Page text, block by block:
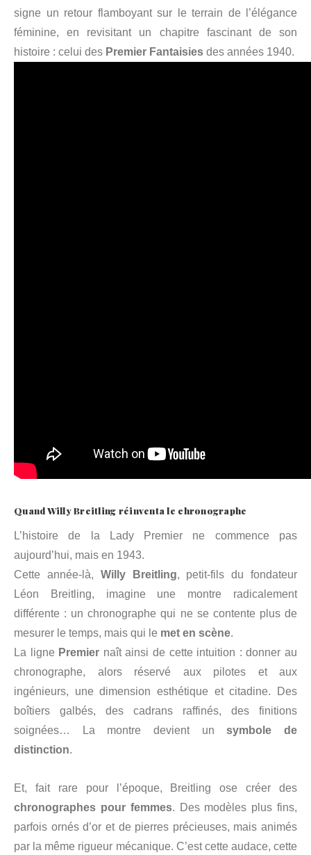
signe un retour flamboyant sur le terrain de l’élégance
féminine, en revisitant un chapitre fascinant de son
histoire : celui des Premier Fantaisies des années 1940.
Quand Willy Breitling réinventa le chronographe
L’histoire de la Lady Premier ne commence pas
aujourd’hui, mais en 1943.
Cette année-là, Willy Breitling, petit-fils du fondateur
Léon Breitling, imagine une montre radicalement
différente : un chronographe qui ne se contente plus de
mesurer le temps, mais qui le met en scène.
La ligne Premier naît ainsi de cette intuition : donner au
chronographe, alors réservé aux pilotes et aux
ingénieurs, une dimension esthétique et citadine. Des
boîtiers galbés, des cadrans raffinés, des finitions
soignées… La montre devient unsymbole de
distinction.
Et, fait rare pour l’époque, Breitling ose créer des
chronographes pour femmes. Des modèles plus fins,
parfois ornés d’or et de pierres précieuses, mais animés
par la même rigueur mécanique. C’est cette audace, cette